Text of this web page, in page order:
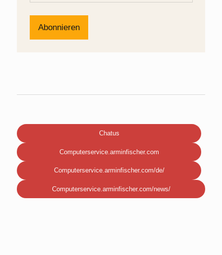
Chatus
Computerservice.arminfischer.com
Computerservice.arminfischer.com/de/
Computerservice.arminfischer.com/news/